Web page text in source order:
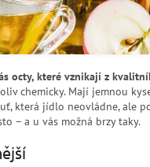
octy, které vznikají z
chemicky. Mají jemnou
která jídlo neovládne, ale
– a u vás možná brzy taky.